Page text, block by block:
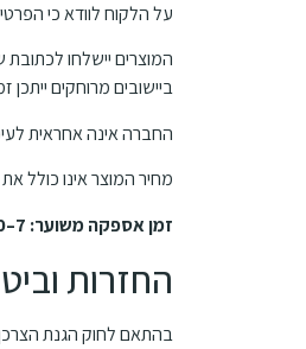
על הלקוח לוודא כי
המוצרים יישלחו
ביישובים מרוחקים ייתכן
החברה אינה אחראית
מחיר המוצר אינו כולל
זמן אספקה משוער: 7–10 ימי עסקים
החזרות
בהתאם לחוק הגנת